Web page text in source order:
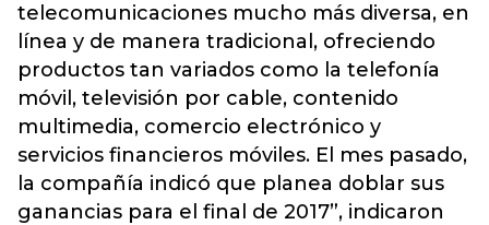
telecomunicaciones mucho más diversa, en
línea y de manera tradicional, ofreciendo
productos tan variados como la telefonía
móvil, televisión por cable, contenido
multimedia, comercio electrónico y
servicios financieros móviles. El mes pasado,
la compañía indicó que planea doblar sus
ganancias para el final de 2017”, indicaron